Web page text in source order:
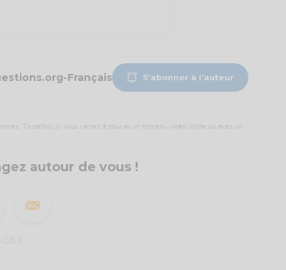
Français S'abonner à l'auteur
Toutefois, si vous veniez à trouver un contenu vidéo illicite ou avec un
autour de vous !